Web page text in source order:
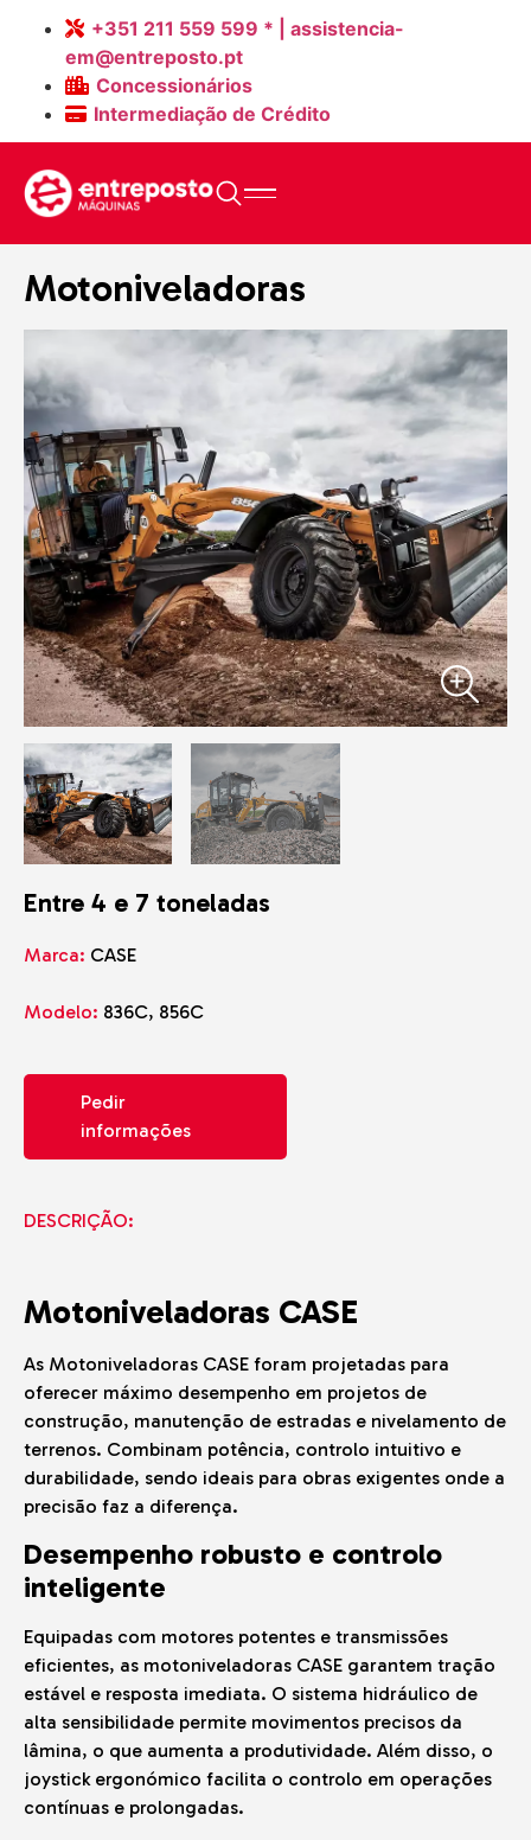
+351 211 559 599 * | assistencia-
em@entreposto.pt
Concessionários
Intermediação de Crédito
Home > Máquinas Motoniveladoras
Motoniveladoras
Entre 4 e 7 toneladas
Marca: CASE
Modelo: 836C, 856C
Pedir
informações
DESCRIÇÃO:
Motoniveladoras CASE
As Motoniveladoras CASE foram projetadas para
oferecer máximo desempenho em projetos de
construção, manutenção de estradas e nivelamento de
terrenos. Combinam potência, controlo intuitivo e
durabilidade, sendo ideais para obras exigentes onde a
precisão faz a diferença.
Desempenho robusto e controlo
inteligente
Equipadas com motores potentes e transmissões
eficientes, as motoniveladoras CASE garantem tração
estável e resposta imediata. O sistema hidráulico de
alta sensibilidade permite movimentos precisos da
lâmina, o que aumenta a produtividade. Além disso, o
joystick ergonómico facilita o controlo em operações
contínuas e prolongadas.